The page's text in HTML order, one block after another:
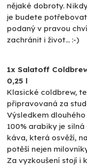
nějaké dobroty.
je budete
podaný v pravou
zachránit i život... :-)
1x Salatoff
0,25 l
Klasické coldbrew,
připravovaná za
Výsledkem
100% arabiky je
káva, která osvěží,
potěší nejen
Za vyzkoušení stojí i